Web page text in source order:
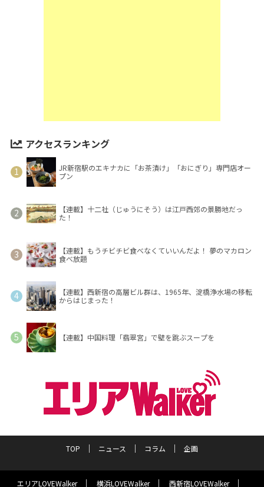
アクセスランキング
JR新宿駅のエキナカに「お茶漬け」「おにぎり」専門店オー
プン
【連載】十二社（じゅうにそう）は江戸西郊の景勝地だっ
た！
【連載】もうチビチビ食べなくていいんだよ！ 夢のマカロン
食べ放題
【連載】西新宿の高層ビル群は、1965年、淀橋浄水場の移転
からはじまった！
【連載】中国料理「翡翠宮」で壁を跳ぶスープを
TOP ニュース コラム 企画
エリアLOVEWalker 横浜LOVEWalker 西新宿LOVEWalker